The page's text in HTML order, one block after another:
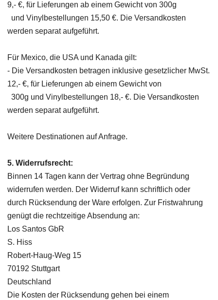
9,- €, für Lieferungen ab einem Gewicht von 300g
und Vinylbestellungen 15,50 €. Die Versandkosten
werden separat aufgeführt.
Für Mexico, die USA und Kanada gilt:
- Die Versandkosten betragen inklusive gesetzlicher MwSt.
12,- €, für Lieferungen ab einem Gewicht von
300g und Vinylbestellungen 18,- €. Die Versandkosten
werden separat aufgeführt.
Weitere Destinationen auf Anfrage.
5. Widerrufsrecht:
Binnen 14 Tagen kann der Vertrag ohne Begründung
widerrufen werden. Der Widerruf kann schriftlich oder
durch Rücksendung der Ware erfolgen. Zur Fristwahrung
genügt die rechtzeitige Absendung an:
Los Santos GbR
S. Hiss
Robert-Haug-Weg 15
70192 Stuttgart
Deutschland
Die Kosten der Rücksendung gehen bei einem